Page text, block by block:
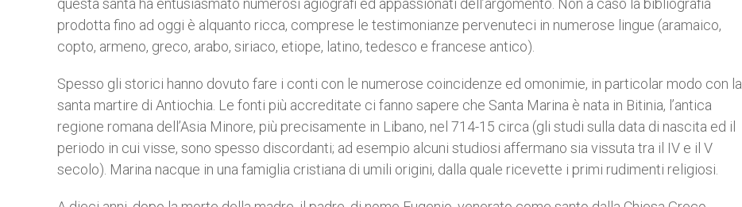
questa santa ha entusiasmato numerosi agiografi ed appassionati dell’argomento. Non a caso la bibliografia
prodotta fino ad oggi è alquanto ricca, comprese le testimonianze pervenuteci in numerose lingue (aramaico,
copto, armeno, greco, arabo, siriaco, etiope, latino, tedesco e francese antico).
Spesso gli storici hanno dovuto fare i conti con le numerose coincidenze ed omonimie, in particolar modo con la
santa martire di Antiochia. Le fonti più accreditate ci fanno sapere che Santa Marina è nata in Bitinia, l’antica
regione romana dell’Asia Minore, più precisamente in Libano, nel 714-15 circa (gli studi sulla data di nascita ed il
periodo in cui visse, sono spesso discordanti; ad esempio alcuni studiosi affermano sia vissuta tra il IV e il V
secolo). Marina nacque in una famiglia cristiana di umili origini, dalla quale ricevette i primi rudimenti religiosi.